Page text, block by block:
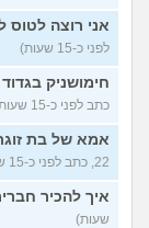
מחזור לאחר
בטוח?
(שלומי,
נשוי מפנטז על
(מאטיטיהו, בן 37)
למישהו יש
החשק המיני?
אני רוצה
לפני כ-15 שעות)
חימושניק בגדוד
כתב לפני כ-15 שעות)
אמא של בת
22, כתב לפני כ-15 שעות)
איך להכיר
שעות)